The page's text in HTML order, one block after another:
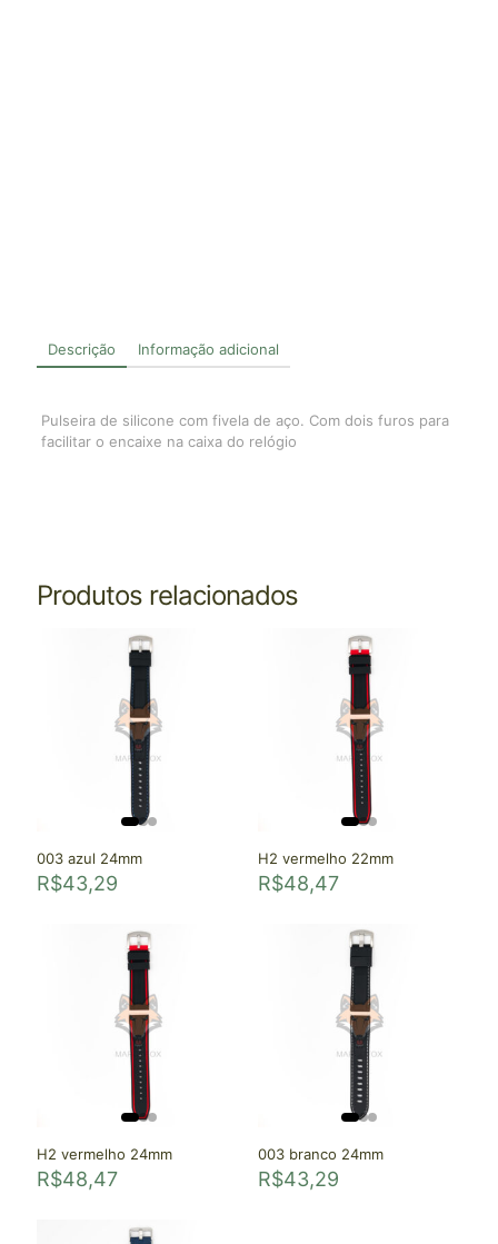
Descrição Informação adicional
Pulseira de silicone com fivela de aço. Com dois furos para
facilitar o encaixe na caixa do relógio
Produtos relacionados
003 azul 24mm
R$43,29
H2 vermelho 22mm
R$48,47
H2 vermelho 24mm
R$48,47
003 branco 24mm
R$43,29